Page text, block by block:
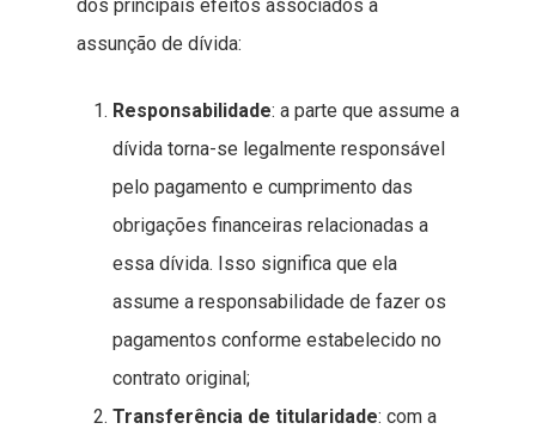
dos principais efeitos associados à
assunção de dívida:
Responsabilidade: a parte que assume a
dívida torna-se legalmente responsável
pelo pagamento e cumprimento das
obrigações financeiras relacionadas a
essa dívida. Isso significa que ela
assume a responsabilidade de fazer os
pagamentos conforme estabelecido no
contrato original;
Transferência de titularidade: com a